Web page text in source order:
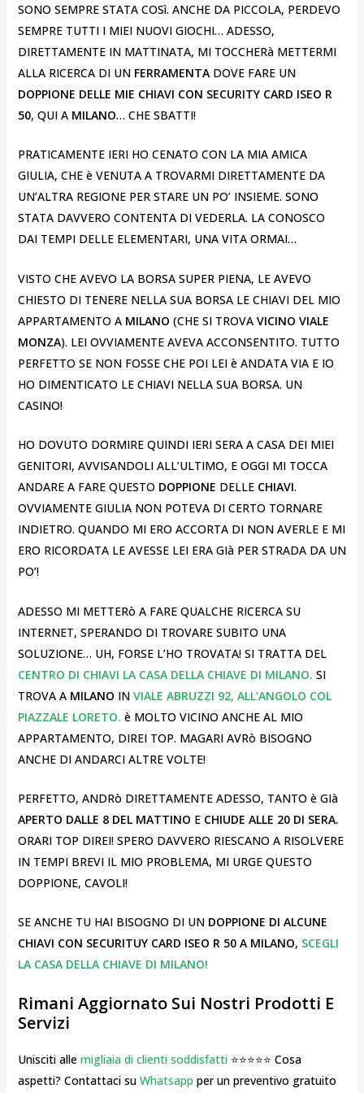
SONO SEMPRE STATA COSì. ANCHE DA PICCOLA, PERDEVO
SEMPRE TUTTI I MIEI NUOVI GIOCHI… ADESSO,
DIRETTAMENTE IN MATTINATA, MI TOCCHERà METTERMI
ALLA RICERCA DI UN FERRAMENTA DOVE FARE UN
DOPPIONE DELLE MIE CHIAVI CON SECURITY CARD ISEO R
50, QUI A MILANO… CHE SBATTI!
PRATICAMENTE IERI HO CENATO CON LA MIA AMICA
GIULIA, CHE è VENUTA A TROVARMI DIRETTAMENTE DA
UN’ALTRA REGIONE PER STARE UN PO’ INSIEME. SONO
STATA DAVVERO CONTENTA DI VEDERLA. LA CONOSCO
DAI TEMPI DELLE ELEMENTARI, UNA VITA ORMAI…
VISTO CHE AVEVO LA BORSA SUPER PIENA, LE AVEVO
CHIESTO DI TENERE NELLA SUA BORSA LE CHIAVI DEL MIO
APPARTAMENTO A MILANO (CHE SI TROVA VICINO VIALE
MONZA). LEI OVVIAMENTE AVEVA ACCONSENTITO. TUTTO
PERFETTO SE NON FOSSE CHE POI LEI è ANDATA VIA E IO
HO DIMENTICATO LE CHIAVI NELLA SUA BORSA. UN
CASINO!
HO DOVUTO DORMIRE QUINDI IERI SERA A CASA DEI MIEI
GENITORI, AVVISANDOLI ALL’ULTIMO, E OGGI MI TOCCA
ANDARE A FARE QUESTO DOPPIONE DELLE CHIAVI.
OVVIAMENTE GIULIA NON POTEVA DI CERTO TORNARE
INDIETRO. QUANDO MI ERO ACCORTA DI NON AVERLE E MI
ERO RICORDATA LE AVESSE LEI ERA GIà PER STRADA DA UN
PO’!
ADESSO MI METTERò A FARE QUALCHE RICERCA SU
INTERNET, SPERANDO DI TROVARE SUBITO UNA
SOLUZIONE… UH, FORSE L’HO TROVATA! SI TRATTA DEL
CENTRO DI CHIAVI LA CASA DELLA CHIAVE DI MILANO. SI
TROVA A MILANO IN VIALE ABRUZZI 92, ALL’ANGOLO COL
PIAZZALE LORETO. è MOLTO VICINO ANCHE AL MIO
APPARTAMENTO, DIREI TOP. MAGARI AVRò BISOGNO
ANCHE DI ANDARCI ALTRE VOLTE!
PERFETTO, ANDRò DIRETTAMENTE ADESSO, TANTO è GIà
APERTO DALLE 8 DEL MATTINO E CHIUDE ALLE 20 DI SERA.
ORARI TOP DIREI! SPERO DAVVERO RIESCANO A RISOLVERE
IN TEMPI BREVI IL MIO PROBLEMA, MI URGE QUESTO
DOPPIONE, CAVOLI!
SE ANCHE TU HAI BISOGNO DI UN DOPPIONE DI ALCUNE
CHIAVI CON SECURITUY CARD ISEO R 50 A MILANO, SCEGLI
LA CASA DELLA CHIAVE DI MILANO!
Rimani Aggiornato Sui Nostri Prodotti E
Servizi
Unisciti alle migliaia di clienti soddisfatti⭐⭐⭐⭐⭐ Cosa
aspetti? Contattaci su Whatsapp per un preventivo gratuito